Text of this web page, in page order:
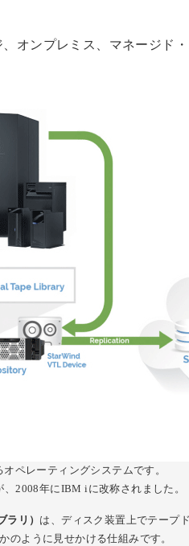
オンプレミス、マネージド
ペレーティングシステムです。
2008年にIBM iに改称されました。
リ） は、ディスク装置上でテープ
のように見せかける仕組みです。